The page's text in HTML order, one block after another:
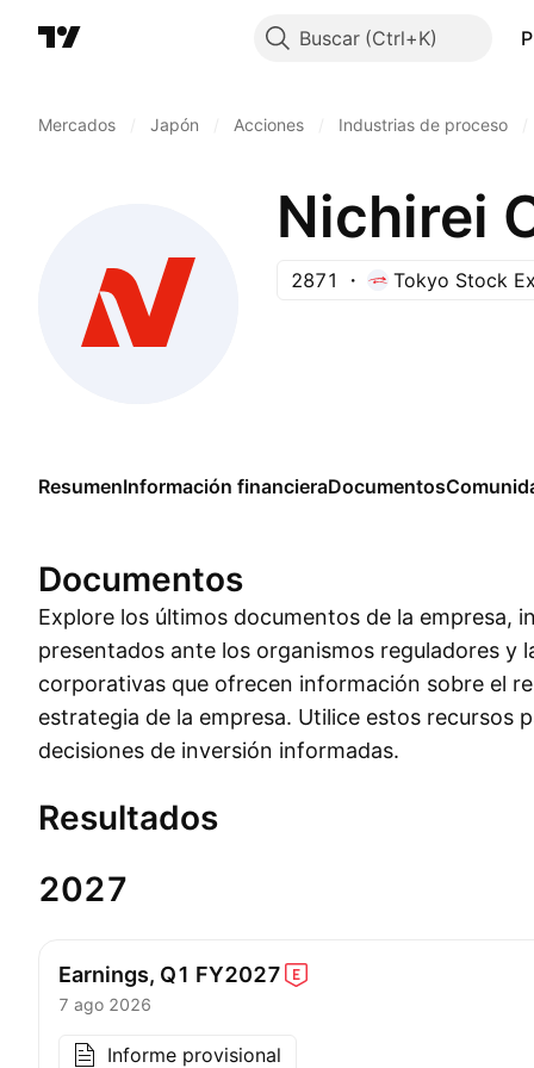
Buscar
Mercados Japón Acciones Industrias de proceso
Nichirei
2871 Tokyo Stock
ResumenInformación financieraDocumentos
Documentos
Explore los últimos documentos de la empresa,
presentados ante los organismos reguladores y
corporativas que ofrecen información sobre el
estrategia de la empresa. Utilice estos recursos
decisiones de inversión informadas.
Resultados
2027
Earnings, Q1 FY2027
7 ago 2026
Informe provisional